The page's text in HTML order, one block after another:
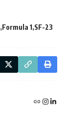
Formula 1 SF-23